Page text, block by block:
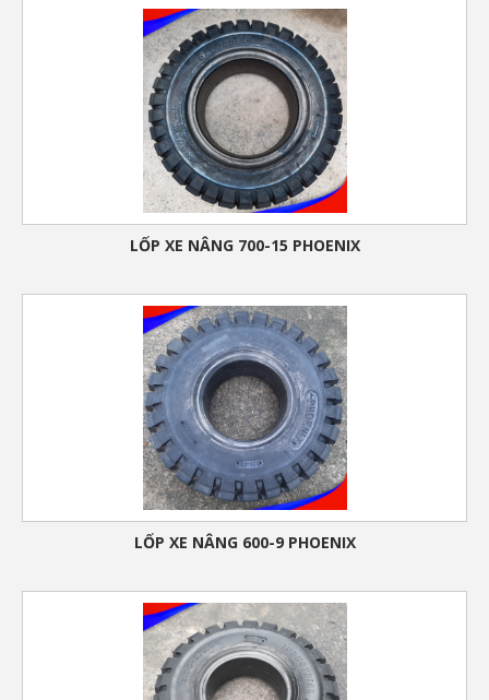
LỐP XE NÂNG 700-15 PHOENIX
LỐP XE NÂNG 600-9 PHOENIX